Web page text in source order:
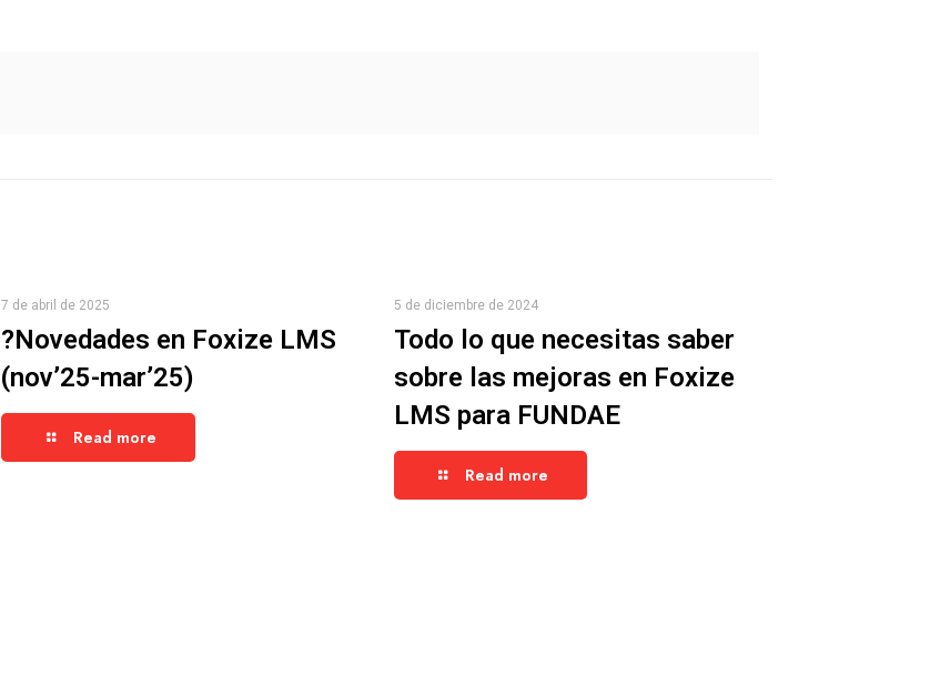
7 de abril de 2025
?Novedades en Foxize LMS
(nov’25-mar’25)
Read more
5 de diciembre de 2024
Todo lo que necesitas saber
sobre las mejoras en Foxize
LMS para FUNDAE
Read more